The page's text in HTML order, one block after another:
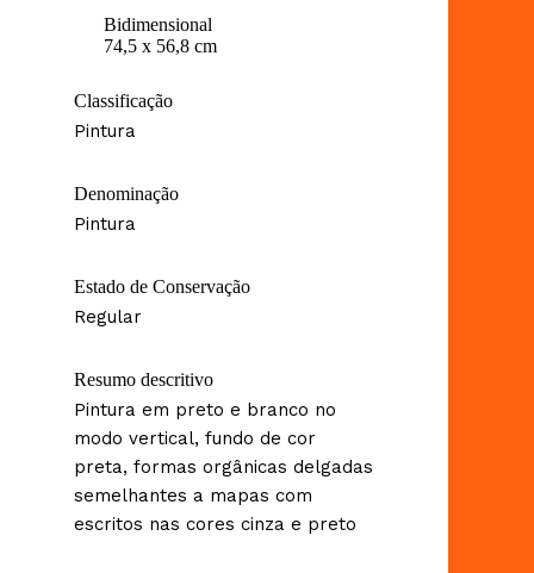
Bidimensional
74,5 x 56,8 cm
Classificação
Pintura
Denominação
Pintura
Estado de Conservação
Regular
Resumo descritivo
Pintura em preto e branco no
modo vertical, fundo de cor
preta, formas orgânicas delgadas
semelhantes a mapas com
escritos nas cores cinza e preto